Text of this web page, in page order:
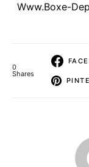
Www.boxe-
0
Shares